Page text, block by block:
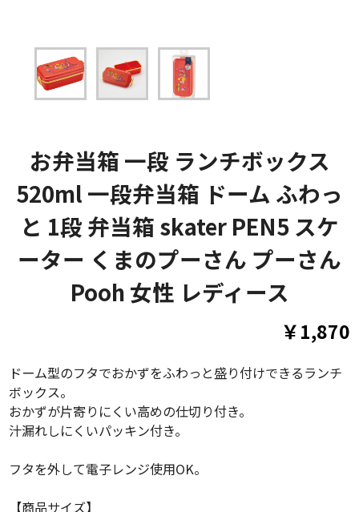
お弁当箱 一段 ランチボックス
520ml 一段弁当箱 ドーム ふわっ
と 1段 弁当箱 skater PEN5 スケ
ーター くまのプーさん プーさん
Pooh 女性 レディース
￥1,870
ドーム型のフタでおかずをふわっと盛り付けできるランチ
ボックス。
おかずが片寄りにくい高めの仕切り付き。
汁漏れしにくいパッキン付き。
フタを外して電子レンジ使用OK。
【商品サイズ】